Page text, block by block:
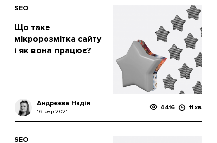
SEO
Що таке
мікророзмітка сайту
і як вона працює?
Андрєєва Надія
16 сер 2021
4416 11 хв.
SEO